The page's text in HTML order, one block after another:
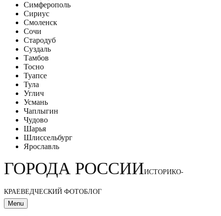
Симферополь
Сириус
Смоленск
Сочи
Стародуб
Суздаль
Тамбов
Тосно
Туапсе
Тула
Углич
Усмань
Чаплыгин
Чудово
Шарья
Шлиссельбург
Ярославль
ГОРОДА РОССИИИСТОРИКО-
КРАЕВЕДЧЕСКИЙ ФОТОБЛОГ
Menu